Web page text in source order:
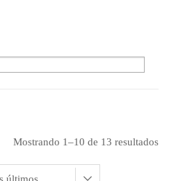
Mostrando 1–10 de 13 resultados